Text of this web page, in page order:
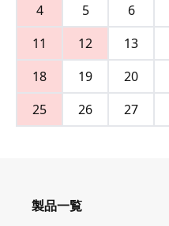
4
5 6
11
12 13
18
19 20
25
26 27
製品一覧